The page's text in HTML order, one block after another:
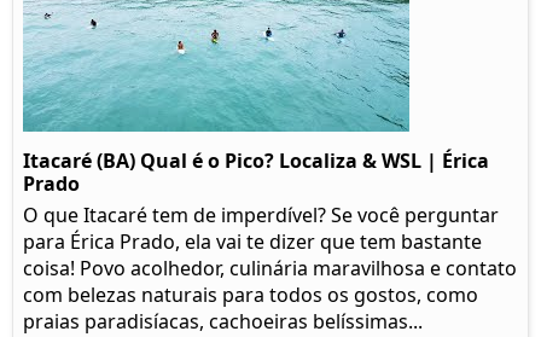
Itacaré (BA) Qual é o Pico? Localiza & WSL | Érica
Prado​
O que Itacaré tem de imperdível? Se você perguntar
para Érica Prado, ela vai te dizer que tem bastante
coisa!​ Povo acolhedor, culinária maravilhosa e contato
com belezas naturais para todos os gostos, como
praias paradisíacas, cachoeiras belíssimas...